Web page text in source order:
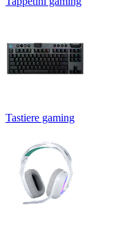
Tastiere gaming